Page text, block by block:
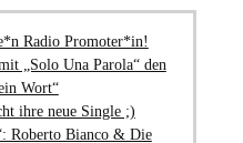
Radio Promoter*in!
„Solo Una Parola“ den
Wort“
ihre neue Single ;)
Roberto Bianco & Die